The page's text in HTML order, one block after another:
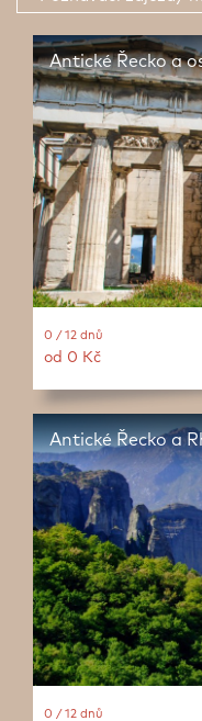
Antické Řecko a
0 / 12 dnů
od 0 Kč
Antické Řecko a
0 / 12 dnů